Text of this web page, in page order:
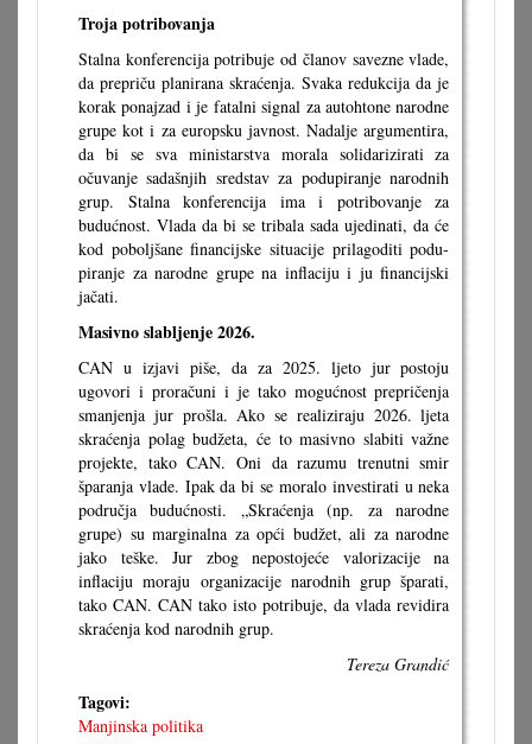
Troja potribovanja
Stalna konferencija potribuje od članov savezne vlade,
da prepriču planirana skraćenja. Svaka redukcija da je
korak ponajzad i je fatalni signal za autohtone narodne
grupe kot i za europsku javnost. Nadalje argumentira,
da bi se sva ministarstva morala solidarizirati za
očuvanje sadašnjih sredstav za podupiranje narodnih
grup. Stalna konferencija ima i potribovanje za
budućnost. Vlada da bi se tribala sada ujedinati, da će
kod poboljšane financijske situacije prilagoditi podu-
piranje za narodne grupe na inflaciju i ju financijski
jačati.
Masivno slabljenje 2026.
CAN u izjavi piše, da za 2025. ljeto jur postoju
ugovori i proračuni i je tako mogućnost prepričenja
smanjenja jur prošla. Ako se realiziraju 2026. ljeta
skraćenja polag budžeta, će to masivno slabiti važne
projekte, tako CAN. Oni da razumu trenutni smir
šparanja vlade. Ipak da bi se moralo investirati u neka
područja budućnosti. „Skraćenja (np. za narodne
grupe) su marginalna za opći budžet, ali za narodne
jako teške. Jur zbog nepostojeće valorizacije na
inflaciju moraju organizacije narodnih grup šparati,
tako CAN. CAN tako isto potribuje, da vlada revidira
skraćenja kod narodnih grup.
Tereza Grandić
Tagovi:
Manjinska politika